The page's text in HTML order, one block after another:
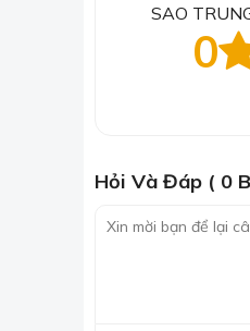
SAO
0
Hỏi Và Đáp ( 0